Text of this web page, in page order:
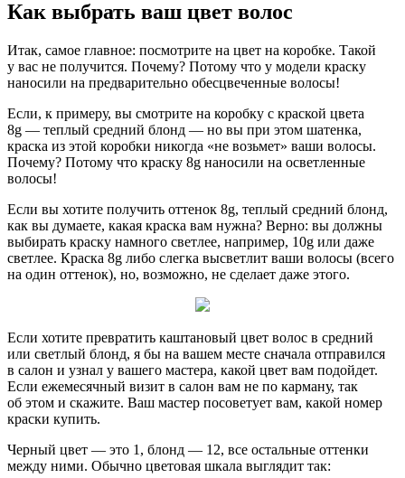
Как выбрать ваш цвет волос
Итак, самое главное: посмотрите на цвет на коробке. Такой
у вас не получится. Почему? Потому что у модели краску
наносили на предварительно обесцвеченные волосы!
Если, к примеру, вы смотрите на коробку с краской цвета
8g — теплый средний блонд — но вы при этом шатенка,
краска из этой коробки никогда «не возьмет» ваши волосы.
Почему? Потому что краску 8g наносили на осветленные
волосы!
Если вы хотите получить оттенок 8g, теплый средний блонд,
как вы думаете, какая краска вам нужна? Верно: вы должны
выбирать краску намного светлее, например, 10g или даже
светлее. Краска 8g либо слегка высветлит ваши волосы (всего
на один оттенок), но, возможно, не сделает даже этого.
Если хотите превратить каштановый цвет волос в средний
или светлый блонд, я бы на вашем месте сначала отправился
в салон и узнал у вашего мастера, какой цвет вам подойдет.
Если ежемесячный визит в салон вам не по карману, так
об этом и скажите. Ваш мастер посоветует вам, какой номер
краски купить.
Черный цвет — это 1, блонд — 12, все остальные оттенки
между ними. Обычно цветовая шкала выглядит так: